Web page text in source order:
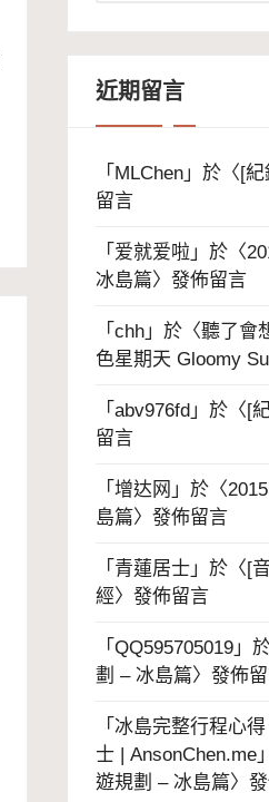
近期留言
「 MLChen」於〈[紀
留言
「 爱就爱啦 」於〈
冰島篇〉發佈留言
「 chh」於〈聽了會
色星期天 Gloomy
「 abv976fd」於〈[
留言
「 增达网 」於〈
島篇〉發佈留言
「 青蓮居士」於〈[
經〉發佈留言
「 QQ595705019」
劃 – 冰島篇〉發佈
「 冰島完整行程心
士 | AnsonChen.me
遊規劃 – 冰島篇〉